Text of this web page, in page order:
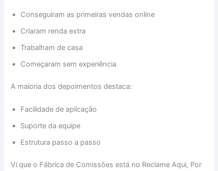
Conseguiram as primeiras vendas online
Criaram renda extra
Trabalham de casa
Começaram sem experiência
A maioria dos depoimentos destaca:
Facilidade de aplicação
Suporte da equipe
Estrutura passo a passo
Vi que o Fábrica de Comissões está no Reclame Aqui, Por